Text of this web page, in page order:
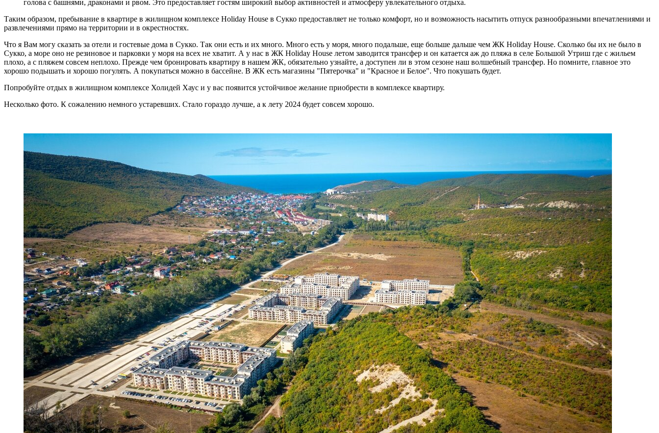
голова с башнями, драконами и рвом. Это предоставляет гостям широкий выбор активностей и атмосферу увлекательного отдыха.
Таким образом, пребывание в квартире в жилищном комплексе Holiday House в Сукко предоставляет не только комфорт, но и возможность насытить отпуск разнообразными впечатлениями и
развлечениями прямо на территории и в окрестностях.
Что я Вам могу сказать за отели и гостевые дома в Сукко. Так они есть и их много. Много есть у моря, много подальше, еще больше дальше чем ЖК Holiday House. Сколько бы их не было в
Сукко, а море оно не резиновое и парковки у моря на всех не хватит. А у нас в ЖК Holiday House летом заводится трансфер и он катается аж до пляжа в селе Большой Утриш где с жильем
плохо, а с пляжем совсем неплохо. Прежде чем бронировать квартиру в нашем ЖК, обязательно узнайте, а доступен ли в этом сезоне наш волшебный трансфер. Но помните, главное это
хорошо подышать и хорошо погулять. А покупаться можно в бассейне. В ЖК есть магазины "Пятерочка" и "Красное и Белое". Что покушать будет.
Попробуйте отдых в жилищном комплексе Холидей Хаус и у вас появится устойчивое желание приобрести в комплексе квартиру.
Несколько фото. К сожалению немного устаревших. Стало гораздо лучше, а к лету 2024 будет совсем хорошо.